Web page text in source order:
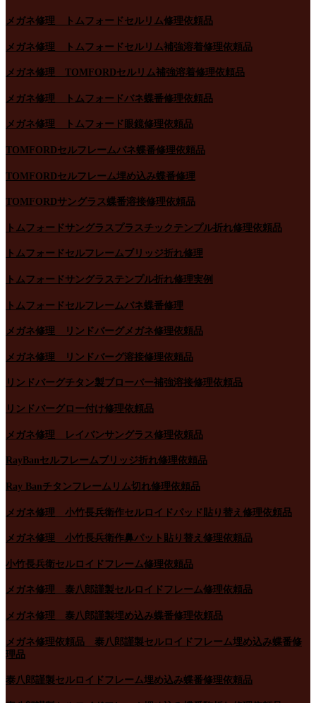
メガネ修理 トムフォードセルリム修理依頼品
メガネ修理 トムフォードセルリム補強溶着修理依頼品
メガネ修理 TOMFORDセルリム補強溶着修理依頼品
メガネ修理 トムフォードバネ蝶番修理依頼品
メガネ修理 トムフォード眼鏡修理依頼品
TOMFORDセルフレームバネ蝶番修理依頼品
TOMFORDセルフレーム埋め込み蝶番修理
TOMFORDサングラス蝶番溶接修理依頼品
トムフォードサングラスプラスチックテンプル折れ修理依頼品
トムフォードセルフレームブリッジ折れ修理
トムフォードサングラステンプル折れ修理実例
トムフォードセルフレームバネ蝶番修理
メガネ修理 リンドバーグメガネ修理依頼品
メガネ修理 リンドバーグ溶接修理依頼品
リンドバーグチタン製ブローバー補強溶接修理依頼品
リンドバーグロー付け修理依頼品
メガネ修理 レイバンサングラス修理依頼品
RayBanセルフレームブリッジ折れ修理依頼品
Ray Banチタンフレームリム切れ修理依頼品
メガネ修理 小竹長兵衛作セルロイドパッド貼り替え修理依頼品
メガネ修理 小竹長兵衛作鼻パット貼り替え修理依頼品
小竹長兵衛セルロイドフレーム修理依頼品
メガネ修理 泰八郎謹製セルロイドフレーム修理依頼品
メガネ修理 泰八郎謹製埋め込み蝶番修理依頼品
メガネ修理依頼品 泰八郎謹製セルロイドフレーム埋め込み蝶番修
理品
泰八郎謹製セルロイドフレーム埋め込み蝶番修理依頼品